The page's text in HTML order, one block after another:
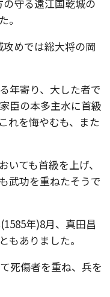
守る遠江国乾城の
。
めでは総大将の岡
年寄り、大した者で
臣の本多主水に首級
れを悔やむも、また
ても首級を上げ、
武功を重ねたそうで
年)8月、真田昌
もありました。
死傷者を重ね、兵を